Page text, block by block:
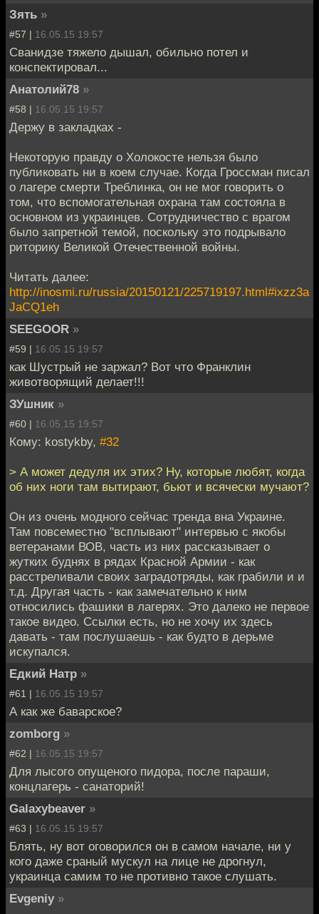
Зять »
#57 | 16.05.15 19:57
Сванидзе тяжело дышал, обильно потел и
конспектировал...
Анатолий78 »
#58 | 16.05.15 19:57
Держу в закладках -
Некоторую правду о Холокосте нельзя было
публиковать ни в коем случае. Когда Гроссман писал
о лагере смерти Треблинка, он не мог говорить о
том, что вспомогательная охрана там состояла в
основном из украинцев. Сотрудничество с врагом
было запретной темой, поскольку это подрывало
риторику Великой Отечественной войны.
Читать далее:
http://inosmi.ru/russia/20150121/225719197.html#ixzz3a
JaCQ1eh
SEEGOOR »
#59 | 16.05.15 19:57
как Шустрый не заржал? Вот что Франклин
животворящий делает!!!
ЗУшник »
#60 | 16.05.15 19:57
Кому: kostykby, #32
> А может дедуля их этих? Ну, которые любят, когда
об них ноги там вытирают, бьют и всячески мучают?
Он из очень модного сейчас тренда вна Украине.
Там повсеместно "всплывают" интервью с якобы
ветеранами ВОВ, часть из них рассказывает о
жутких буднях в рядах Красной Армии - как
расстреливали своих заградотряды, как грабили и и
т.д. Другая часть - как замечательно к ним
относились фашики в лагерях. Это далеко не первое
такое видео. Ссылки есть, но не хочу их здесь
давать - там послушаешь - как будто в дерьме
искупался.
Едкий Натр »
#61 | 16.05.15 19:57
А как же баварское?
zomborg »
#62 | 16.05.15 19:57
Для лысого опущеного пидора, после параши,
концлагерь - санаторий!
Galaxybeaver »
#63 | 16.05.15 19:57
Блять, ну вот оговорился он в самом начале, ни у
кого даже сраный мускул на лице не дрогнул,
украинца самим то не противно такое слушать.
Evgeniy »